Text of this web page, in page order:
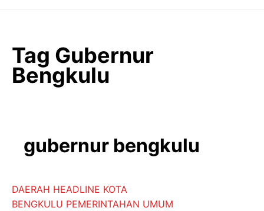
Tag Gubernur
Bengkulu
gubernur bengkulu
DAERAH HEADLINE KOTA
BENGKULU PEMERINTAHAN UMUM